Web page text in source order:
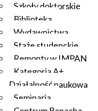
Szkoły doktorskie
Biblioteka
Wydawnictwa
Staże studenckie
Remonty w IMPAN
Kategoria A+
Działalność naukowa
Seminaria